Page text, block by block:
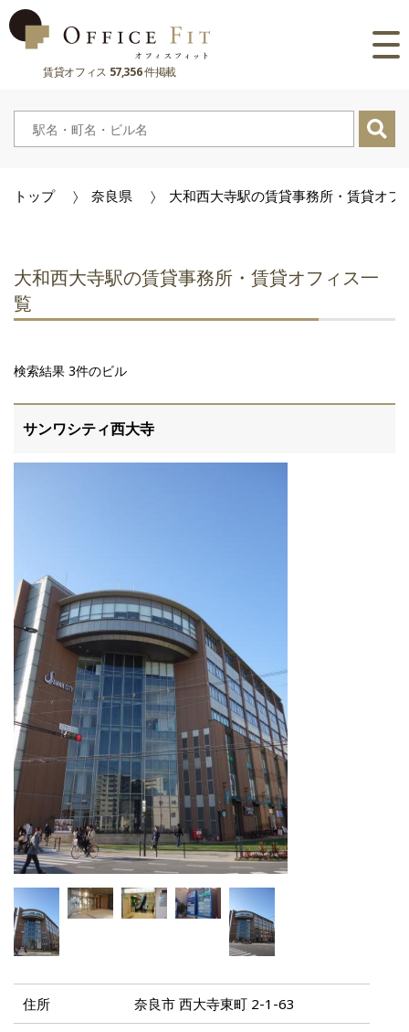
賃貸オフィス 57,356件掲載
路線
大阪府
奈良県
主要駅
大阪府
兵庫県
滋賀県
市区町村
京都府
奈良県
トップ 奈良県 大和西大寺駅の賃貸事務所・賃貸オフ
大和西大寺駅の賃貸事務所・賃貸オフィス一
覧
検索結果 3件のビル
サンワシティ西大寺
住所 奈良市 西大寺東町 2-1-63